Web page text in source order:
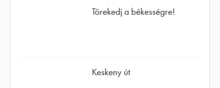
Törekedj a békességre!
Keskeny út